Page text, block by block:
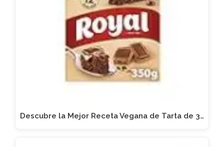
Descubre la Mejor Receta Vegana de Tarta de 3…